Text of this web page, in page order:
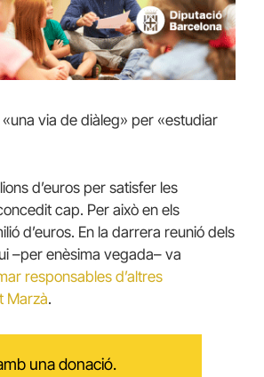
via de diàleg» per «estudiar
d’euros per satisfer les
cap. Per això en els
d’euros. En la darrera reunió dels
–per enèsima vegada– va
responsables d’altres
Marzà.
una donació.